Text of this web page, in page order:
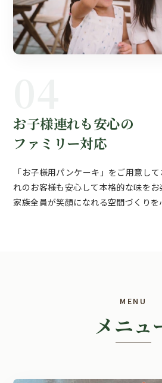
お子様連れも安心の
ファミリー対応
「お子様用パンケーキ」をご用意し
れのお客様も安心して本格的な味を
家族全員が笑顔になれる空間づくりを
MENU
メニュ